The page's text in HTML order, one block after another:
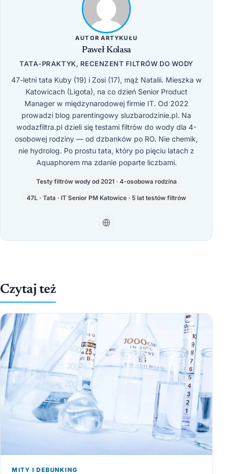
AUTOR ARTYKUŁU
Paweł Kolasa
TATA-PRAKTYK, RECENZENT FILTRÓW DO WODY
47-letni tata Kuby (19) i Zosi (17), mąż Natalii. Mieszka w
Katowicach (Ligota), na co dzień Senior Product
Manager w międzynarodowej firmie IT. Od 2022
prowadzi blog parentingowy sluzbarodzinie.pl. Na
wodazfiltra.pl dzieli się testami filtrów do wody dla 4-
osobowej rodziny — od dzbanków po RO. Nie chemik,
nie hydrolog. Po prostu tata, który po pięciu latach z
Aquaphorem ma zdanie poparte liczbami.
Testy filtrów wody od 2021 · 4-osobowa rodzina
47L · Tata · IT Senior PM Katowice · 5 lat testów filtrów
Czytaj też
MITY I DEBUNKING